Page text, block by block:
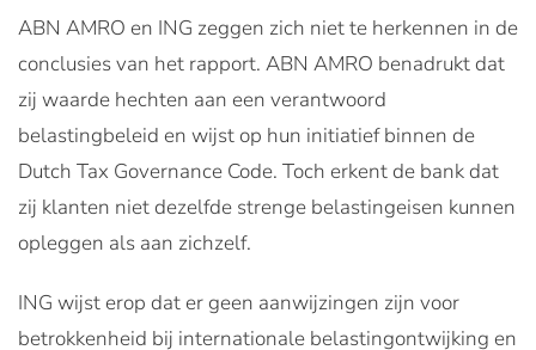
ABN AMRO en ING zeggen zich niet te herkennen in de
conclusies van het rapport. ABN AMRO benadrukt dat
zij waarde hechten aan een verantwoord
belastingbeleid en wijst op hun initiatief binnen de
Dutch Tax Governance Code. Toch erkent de bank dat
zij klanten niet dezelfde strenge belastingeisen kunnen
opleggen als aan zichzelf.
ING wijst erop dat er geen aanwijzingen zijn voor
betrokkenheid bij internationale belastingontwijking en